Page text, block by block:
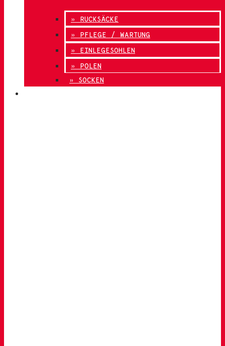
» RUCKSÄCKE
» PFLEGE / WARTUNG
» EINLEGESOHLEN
» POLEN
» SOCKEN